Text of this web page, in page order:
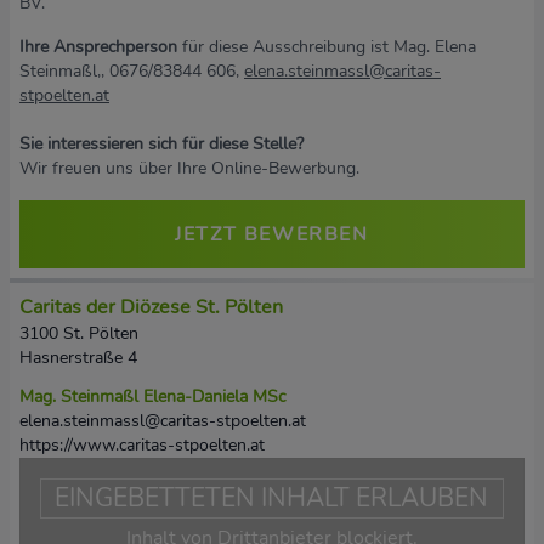
Ihre Ansprechperson für diese Ausschreibung ist Mag. Elena
Steinmaßl,, 0676/83844 606, elena.steinmassl@caritas-
stpoelten.at
Sie interessieren sich für diese Stelle?
Wir freuen uns über Ihre Online-Bewerbung.
JETZT BEWERBEN
Caritas der Diözese St. Pölten
3100 St. Pölten
Hasnerstraße 4
Mag. Steinmaßl Elena-Daniela MSc
elena.steinmassl@caritas-stpoelten.at
https://www.caritas-stpoelten.at
EINGEBETTETEN INHALT ERLAUBEN
Inhalt von Drittanbieter blockiert.